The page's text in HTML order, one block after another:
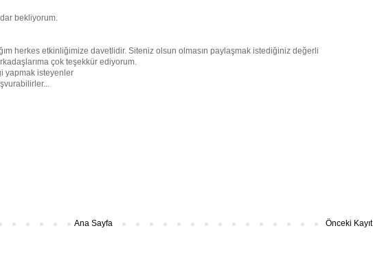
bekliyorum.
herkes etkinliğimize davetlidir. Siteniz olsun olmasın paylaşmak istediğiniz değerli
çok teşekkür ediyorum.
yapmak isteyenler
Önceki Kayıt
Ana Sayfa